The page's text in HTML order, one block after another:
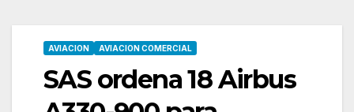
AVIACION AVIACION COMERCIAL
SAS ordena 18 Airbus